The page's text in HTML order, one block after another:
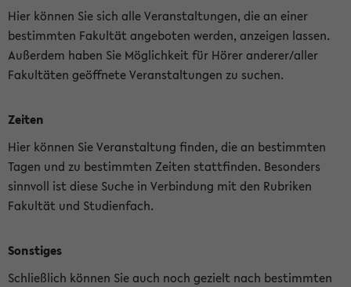
Hier können Sie sich alle Veranstaltungen, die an einer
bestimmten Fakultät angeboten werden, anzeigen lassen.
Außerdem haben Sie Möglichkeit für Hörer anderer/aller
Fakultäten geöffnete Veranstaltungen zu suchen.
Zeiten
Hier können Sie Veranstaltung finden, die an bestimmten
Tagen und zu bestimmten Zeiten stattfinden. Besonders
sinnvoll ist diese Suche in Verbindung mit den Rubriken
Fakultät und Studienfach.
Sonstiges
Schließlich können Sie auch noch gezielt nach bestimmten